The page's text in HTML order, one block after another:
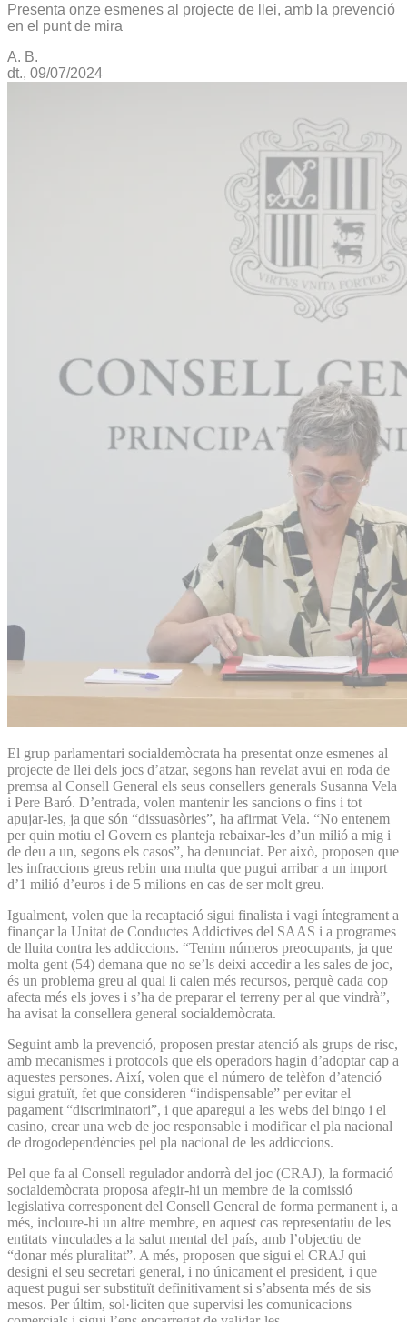
Presenta onze esmenes al projecte de llei, amb la prevenció
en el punt de mira
A. B.
dt., 09/07/2024
El grup parlamentari socialdemòcrata ha presentat onze esmenes al
projecte de llei dels jocs d’atzar, segons han revelat avui en roda de
premsa al Consell General els seus consellers generals Susanna Vela
i Pere Baró. D’entrada, volen mantenir les sancions o fins i tot
apujar-les, ja que són “dissuasòries”, ha afirmat Vela. “No entenem
per quin motiu el Govern es planteja rebaixar-les d’un milió a mig i
de deu a un, segons els casos”, ha denunciat. Per això, proposen que
les infraccions greus rebin una multa que pugui arribar a un import
d’1 milió d’euros i de 5 milions en cas de ser molt greu.
Igualment, volen que la recaptació sigui finalista i vagi íntegrament a
finançar la Unitat de Conductes Addictives del SAAS i a programes
de lluita contra les addiccions. “Tenim números preocupants, ja que
molta gent (54) demana que no se’ls deixi accedir a les sales de joc,
és un problema greu al qual li calen més recursos, perquè cada cop
afecta més els joves i s’ha de preparar el terreny per al que vindrà”,
ha avisat la consellera general socialdemòcrata.
Seguint amb la prevenció, proposen prestar atenció als grups de risc,
amb mecanismes i protocols que els operadors hagin d’adoptar cap a
aquestes persones. Així, volen que el número de telèfon d’atenció
sigui gratuït, fet que consideren “indispensable” per evitar el
pagament “discriminatori”, i que aparegui a les webs del bingo i el
casino, crear una web de joc responsable i modificar el pla nacional
de drogodependències pel pla nacional de les addiccions.
Pel que fa al Consell regulador andorrà del joc (CRAJ), la formació
socialdemòcrata proposa afegir-hi un membre de la comissió
legislativa corresponent del Consell General de forma permanent i, a
més, incloure-hi un altre membre, en aquest cas representatiu de les
entitats vinculades a la salut mental del país, amb l’objectiu de
“donar més pluralitat”. A més, proposen que sigui el CRAJ qui
designi el seu secretari general, i no únicament el president, i que
aquest pugui ser substituït definitivament si s’absenta més de sis
mesos. Per últim, sol·liciten que supervisi les comunicacions